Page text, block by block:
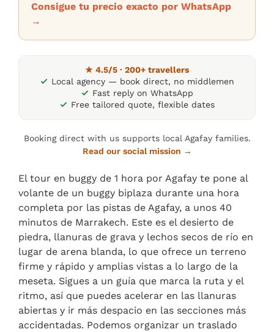
Consigue tu precio exacto por WhatsApp
→
★ 4.5/5 · 200+ travellers
Local agency — book direct, no middlemen
Fast reply on WhatsApp
Free tailored quote, flexible dates
Booking direct with us supports local Agafay families.
Read our social mission →
El tour en buggy de 1 hora por Agafay te pone al
volante de un buggy biplaza durante una hora
completa por las pistas de Agafay, a unos 40
minutos de Marrakech. Este es el desierto de
piedra, llanuras de grava y lechos secos de río en
lugar de arena blanda, lo que ofrece un terreno
firme y rápido y amplias vistas a lo largo de la
meseta. Sigues a un guía que marca la ruta y el
ritmo, así que puedes acelerar en las llanuras
abiertas y ir más despacio en las secciones más
accidentadas. Podemos organizar un traslado